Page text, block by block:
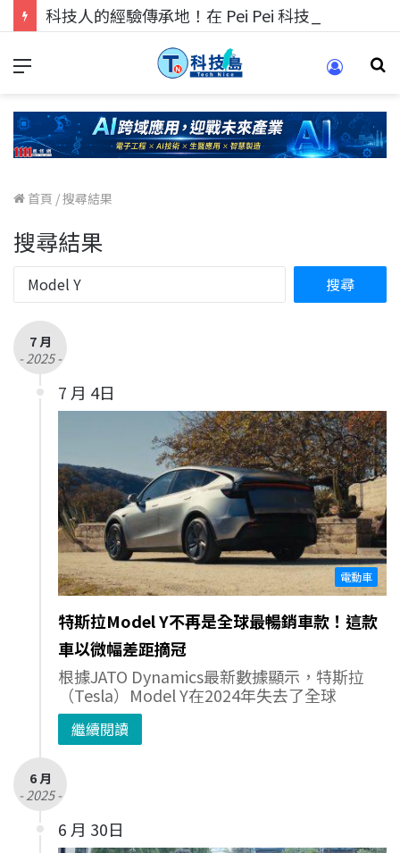
首頁 /搜尋結果
搜尋結果
7 月
- 2025 -
7 月 4日
電動車
特斯拉Model Y不再是全球最暢銷車款！這款
車以微幅差距摘冠
根據JATO Dynamics最新數據顯示，特斯拉
（Tesla）Model Y在2024年失去了全球
繼續閱讀
6 月
- 2025 -
6 月 30日